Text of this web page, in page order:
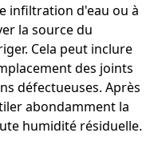
infiltration d'eau ou à
la source du
Cela peut inclure
des joints
défectueuses. Après
abondamment la
humidité résiduelle.